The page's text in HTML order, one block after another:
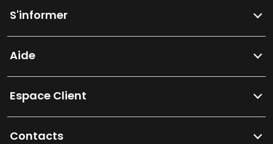
S'informer
Aide
Espace Client
Contacts